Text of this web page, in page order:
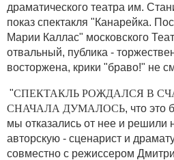
драматического театра им.
показ спектакля "Канарейка.
Марии Каллас" московского
отвальный, публика -
восторжена, крики "браво!" не
"СПЕКТАКЛЬ РОЖДАЛСЯ В
СНАЧАЛА ДУМАЛОСЬ, что это
мы отказались от нее и решили
авторскую - сценарист и
совместно с режиссером